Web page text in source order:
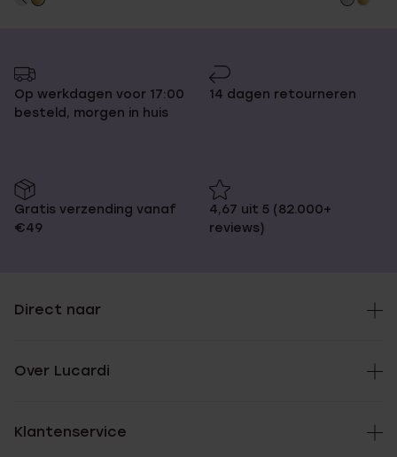
Op werkdagen voor 17:00
besteld, morgen in huis
14 dagen retourneren
Gratis verzending vanaf
€49
4,67 uit 5 (82.000+
reviews)
Direct naar
Over Lucardi
Klantenservice